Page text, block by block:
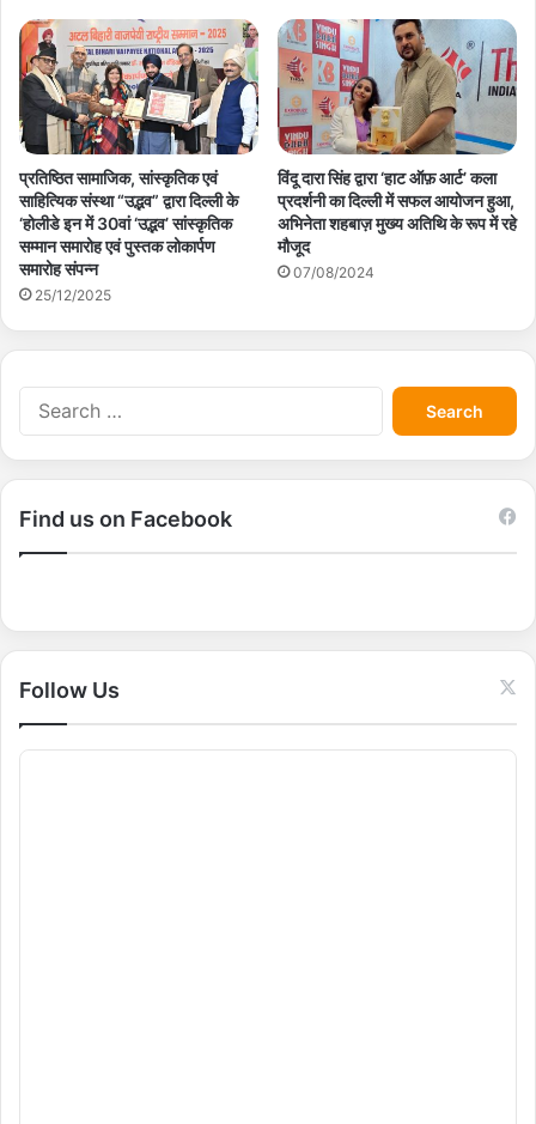
प्रतिष्ठित सामाजिक, सांस्कृतिक एवं
साहित्यिक संस्था “उद्भव” द्वारा दिल्ली के
‘होलीडे इन में 30वां ‘उद्भव’ सांस्कृतिक
सम्मान समारोह एवं पुस्तक लोकार्पण
समारोह संपन्न
25/12/2025
विंदू दारा सिंह द्वारा ‘हाट ऑफ़ आर्ट’ कला
प्रदर्शनी का दिल्ली में सफल आयोजन हुआ,
अभिनेता शहबाज़ मुख्य अतिथि के रूप में रहे
मौजूद
07/08/2024
S
e
a
r
r
:
Find us on Facebook
Follow Us